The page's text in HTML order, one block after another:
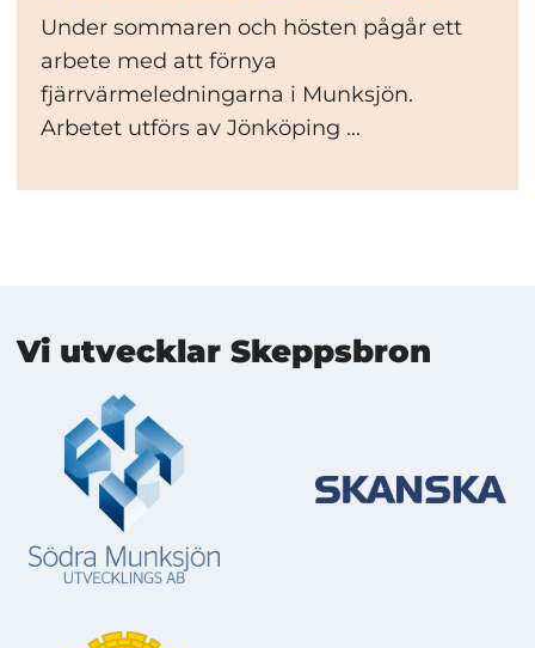
Under sommaren och hösten pågår ett
arbete med att förnya
fjärrvärmeledningarna i Munksjön.
Arbetet utförs av Jönköping ...
Mer information
Vi utvecklar Skeppsbron